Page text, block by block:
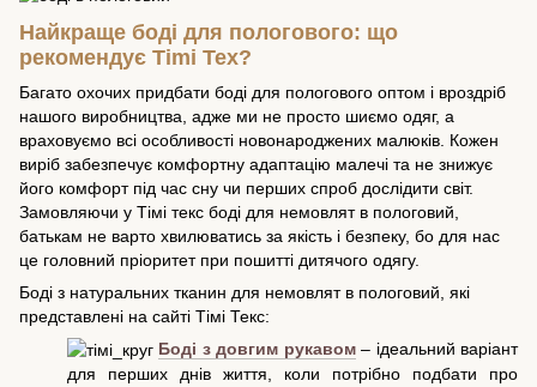
Найкраще боді для пологового: що
рекомендує Timi Тех?
Багато охочих придбати боді для пологового оптом і вроздріб
нашого виробництва, адже ми не просто шиємо одяг, а
враховуємо всі особливості новонароджених малюків. Кожен
виріб забезпечує комфортну адаптацію малечі та не знижує
його комфорт під час сну чи перших спроб дослідити світ.
Замовляючи у Тімі текс боді для немовлят в пологовий,
батькам не варто хвилюватись за якість і безпеку, бо для нас
це головний пріоритет при пошитті дитячого одягу.
Боді з натуральних тканин для немовлят в пологовий, які
представлені на сайті Тімі Текс:
Боді з довгим рукавом– ідеальний варіант
для перших днів життя, коли потрібно подбати про